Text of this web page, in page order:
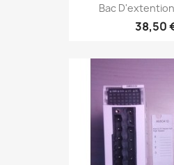
Bac D'extention
38,50